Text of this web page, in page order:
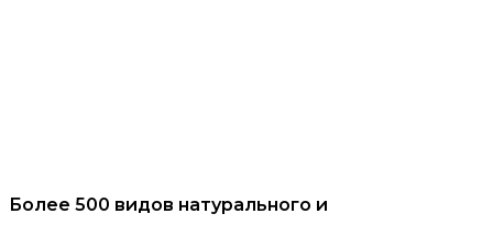
Более 500 видов натурального и